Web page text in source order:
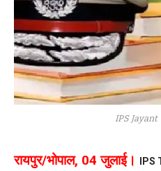
IPS
रायपुर/भोपाल, 04 जुलाई। IPS